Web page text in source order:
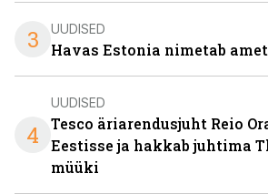
3 UUDISED
Havas Estonia nimetab
4
UUDISED
Tesco äriarendusjuht Reio
Eestisse ja hakkab juhtima
müüki